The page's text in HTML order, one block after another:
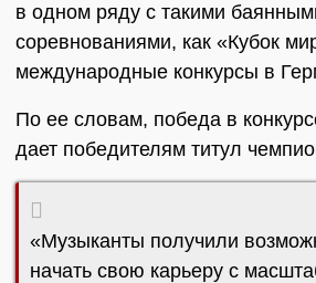
в одном ряду с такими
соревнованиями, как «Кубок
международные конкурсы в
По ее словам, победа в
дает победителям титул
«Музыканты получили
начать свою карьеру с